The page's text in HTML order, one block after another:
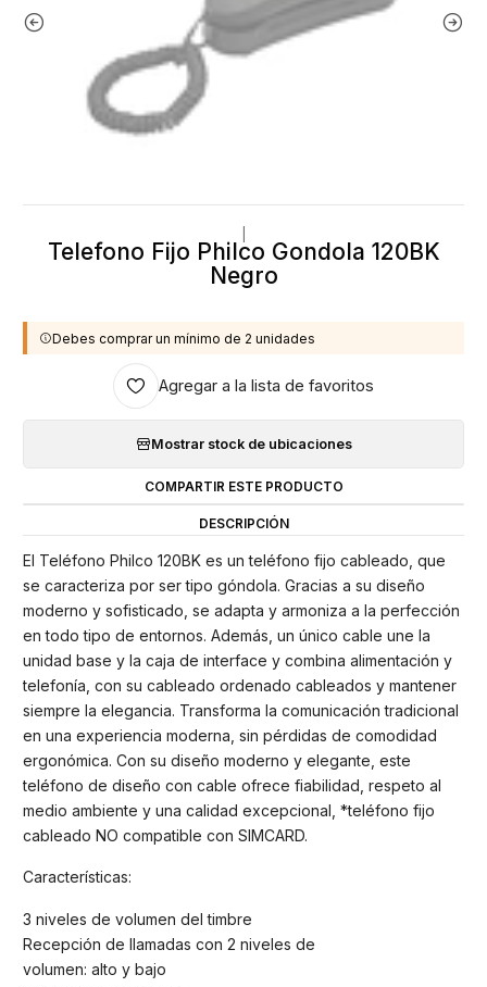
Telefono Fijo Philco Gondola 120BK
Negro
Debes comprar un mínimo de 2 unidades
Agregar a la lista de favoritos
Mostrar stock de ubicaciones
COMPARTIR ESTE PRODUCTO
DESCRIPCIÓN
El Teléfono Philco 120BK es un teléfono fijo cableado, que
se caracteriza por ser tipo góndola. Gracias a su diseño
moderno y sofisticado, se adapta y armoniza a la perfección
en todo tipo de entornos. Además, un único cable une la
unidad base y la caja de interface y combina alimentación y
telefonía, con su cableado ordenado cableados y mantener
siempre la elegancia. Transforma la comunicación tradicional
en una experiencia moderna, sin pérdidas de comodidad
ergonómica. Con su diseño moderno y elegante, este
teléfono de diseño con cable ofrece fiabilidad, respeto al
medio ambiente y una calidad excepcional, *teléfono fijo
cableado NO compatible con SIMCARD.
Características:
3 niveles de volumen del timbre
Recepción de llamadas con 2 niveles de
volumen: alto y bajo